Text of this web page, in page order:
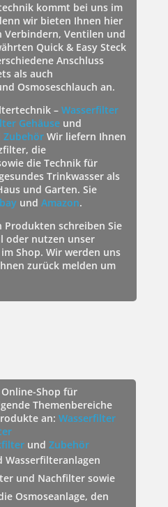
kommt bei uns im
wir bieten Ihnen hier
Verbindern, Ventilen und
Quick & Easy Steck
Anschluss
als auch
Osmoseschlauch an.
– Wasserfilter
Gehäuseund
ZubehörWir liefern Ihnen
die
die Technik für
Trinkwasser als
und Garten. Sie
und Amazon.
Produkten schreiben Sie
oder nutzen unser
Shop. Wir werden uns
zurück melden um
Shop für
Themenbereiche
an: Wasserfilter
und Zubehör
Wasserfilteranlagen
und Nachfilter sowie
Osmoseanlage, den